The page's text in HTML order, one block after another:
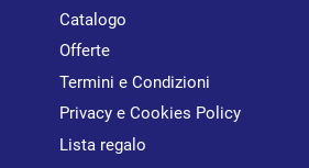
Catalogo
Offerte
Termini e Condizioni
Privacy e Cookies Policy
Lista regalo